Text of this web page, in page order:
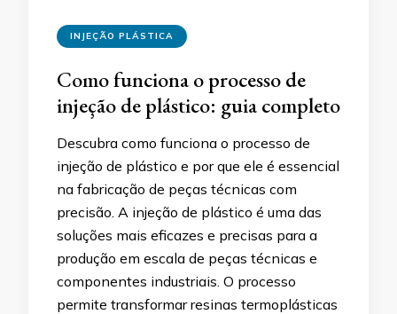
INJEÇÃO PLÁSTICA
Como funciona o processo de
injeção de plástico: guia completo
Descubra como funciona o processo de
injeção de plástico e por que ele é essencial
na fabricação de peças técnicas com
precisão. A injeção de plástico é uma das
soluções mais eficazes e precisas para a
produção em escala de peças técnicas e
componentes industriais. O processo
permite transformar resinas termoplásticas